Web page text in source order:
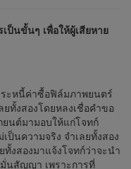
ป็นขั้นๆ เพื่อให้ผู้เสียหาย
ระหนี้ค่าซื้อฟิล์มภาพยนตร์
ทั้งสองโดยหลงเชื่อคำขอ
ยนต์มามอบให้แก่โจทก์
ป็นความจริง จำเลยทั้งสอง
งสองมาแจ้งโจทก์ว่าจะนำ
นสัญญา เพราะการที่